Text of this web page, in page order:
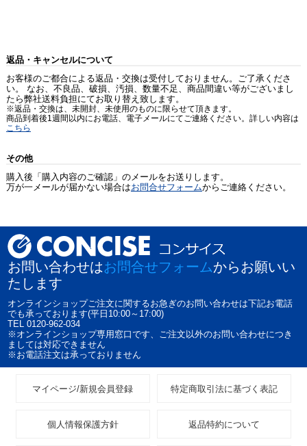
返品・キャンセルについて
お客様のご都合による返品・交換は受付しておりません。ご了承くださ
い。 なお、不良品、破損、汚損、数量不足、商品間違い等がございまし
たら弊社送料負担にてお取り替え致します。
※返品・交換は、未開封、未使用のものに限らせて頂きます。
商品到着後1週間以内にお電話、電子メールにてご連絡ください。詳しい内容は
こちら
その他
購入後「購入内容のご確認」のメールをお送りします。
万が一メールが届かない場合はお問合せフォームからご連絡ください。
お問い合わせはお問合せフォームからお願いい
たします
オンラインショップご注文に関するお急ぎのお問い合わせは下記お電話
でも承っております(平日10:00～17:00)
TEL 0120-962-034
※オンラインショップ専用窓口です、ご注文以外のお問い合わせにつき
ましては対応できません
※お電話注文は承っておりません
マイページ/新規会員登録 特定商取引法に基づく表記
個人情報保護方針 返品特約について